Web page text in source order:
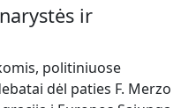
ir
politiniuose
dėl paties F. Merzo